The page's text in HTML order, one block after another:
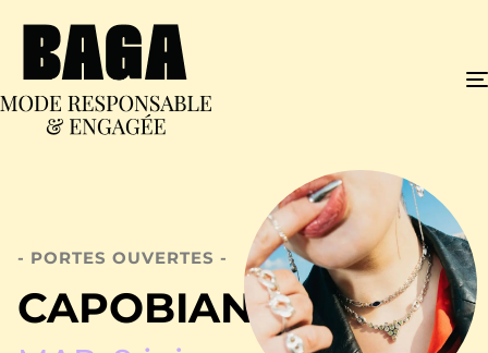
- PORTES OUVERTES -
CAPOBIANCO